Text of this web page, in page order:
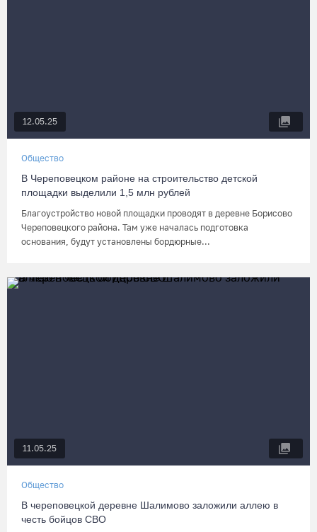
12.05.25
Общество
В Череповецком районе на строительство детской
площадки выделили 1,5 млн рублей
Благоустройство новой площадки проводят в деревне Борисово
Череповецкого района. Там уже началась подготовка
основания, будут установлены бордюрные...
11.05.25
Общество
В череповецкой деревне Шалимово заложили аллею в
честь бойцов СВО